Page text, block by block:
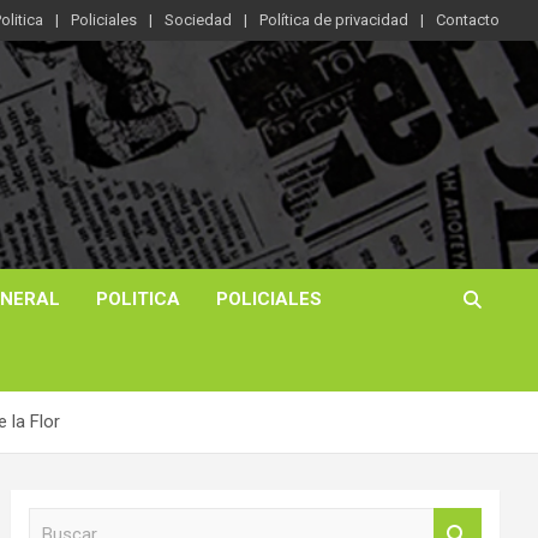
Policiales Sociedad Política de privacidad Contacto
POLITICA POLICIALES
la Flor